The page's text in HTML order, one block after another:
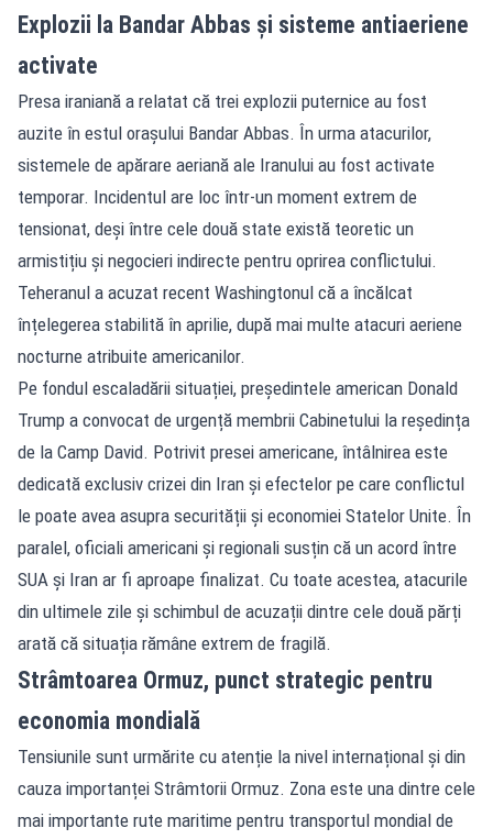
Explozii la Bandar Abbas și sisteme antiaeriene
activate
Presa iraniană a relatat că trei explozii puternice au fost
auzite în estul orașului Bandar Abbas. În urma atacurilor,
sistemele de apărare aeriană ale Iranului au fost activate
temporar. Incidentul are loc într-un moment extrem de
tensionat, deși între cele două state există teoretic un
armistițiu și negocieri indirecte pentru oprirea conflictului.
Teheranul a acuzat recent Washingtonul că a încălcat
înțelegerea stabilită în aprilie, după mai multe atacuri aeriene
nocturne atribuite americanilor.
Pe fondul escaladării situației, președintele american Donald
Trump a convocat de urgență membrii Cabinetului la reședința
de la Camp David. Potrivit presei americane, întâlnirea este
dedicată exclusiv crizei din Iran și efectelor pe care conflictul
le poate avea asupra securității și economiei Statelor Unite. În
paralel, oficiali americani și regionali susțin că un acord între
SUA și Iran ar fi aproape finalizat. Cu toate acestea, atacurile
din ultimele zile și schimbul de acuzații dintre cele două părți
arată că situația rămâne extrem de fragilă.
Strâmtoarea Ormuz, punct strategic pentru
economia mondială
Tensiunile sunt urmărite cu atenție la nivel internațional și din
cauza importanței Strâmtorii Ormuz. Zona este una dintre cele
mai importante rute maritime pentru transportul mondial de